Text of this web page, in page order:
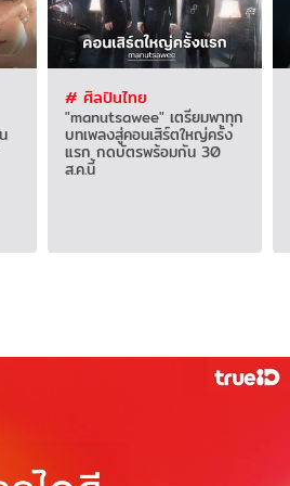
# ศิลปินไทย
"manutsawee" เตรียมพาทุก
บทเพลงสู่คอนเสิร์ตใหญ่ครั้ง
แรก กดบัตรพร้อมกัน 30
ส.ค.นี้